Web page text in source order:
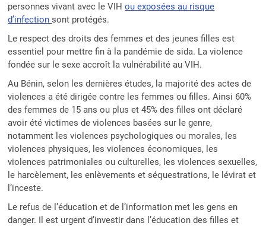
personnes vivant avec le VIHou exposées au risque
d’infectionsont protégés.
Le respect des droits des femmes et des jeunes filles est
essentiel pour mettre fin à la pandémie de sida. La violence
fondée sur le sexe accroît la vulnérabilité au VIH.
Au Bénin, selon les dernières études, la majorité des actes de
violences a été dirigée contre les femmes ou filles. Ainsi 60%
des femmes de 15 ans ou plus et 45% des filles ont déclaré
avoir été victimes de violences basées sur le genre,
notamment les violences psychologiques ou morales, les
violences physiques, les violences économiques, les
violences patrimoniales ou culturelles, les violences sexuelles,
le harcèlement, les enlèvements et séquestrations, le lévirat et
l’inceste.
Le refus de l’éducation et de l’information met les gens en
danger. Il est urgent d’investir dans l’éducation des filles et